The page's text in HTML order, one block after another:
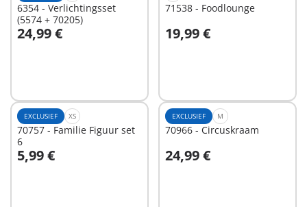
6354 - Verlichtingsset
(5574 + 70205)
24,99 €
In winkelwagen
71538 - Foodlounge
19,99 €
In winkelwagen
EXCLUSIEF XS
70757 - Familie Figuur set
6
5,99 €
In winkelwagen
EXCLUSIEF M
70966 - Circuskraam
24,99 €
In winkelwagen